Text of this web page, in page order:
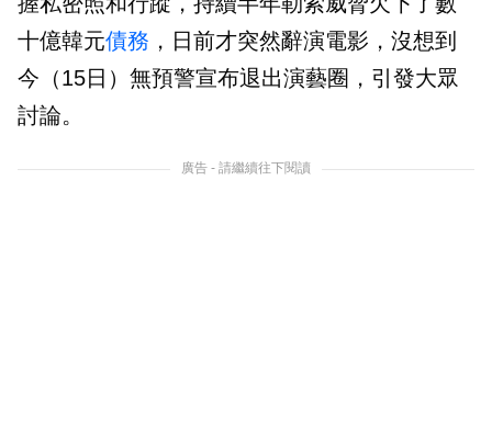
十億韓元債務 ，日前才突然辭演電影，沒想到
今（15日）無預警宣布退出演藝圈，引發大眾
討論。
廣告 - 請繼續往下閱讀